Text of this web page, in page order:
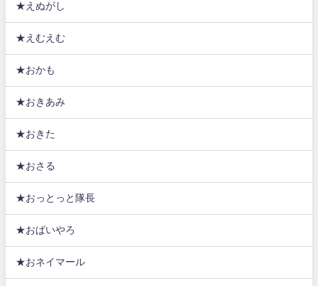
★えぬがし
★えむえむ
★おかも
★おきあみ
★おきた
★おさる
★おっとっと隊長
★おぱいやろ
★おネイマール